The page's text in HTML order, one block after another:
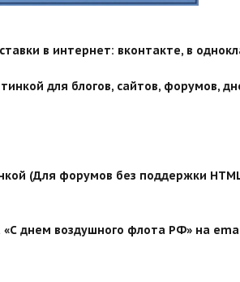
в интернет: вконтакте, в
для блогов, сайтов, форумов,
(Для форумов без поддержки
днем воздушного флота РФ» на